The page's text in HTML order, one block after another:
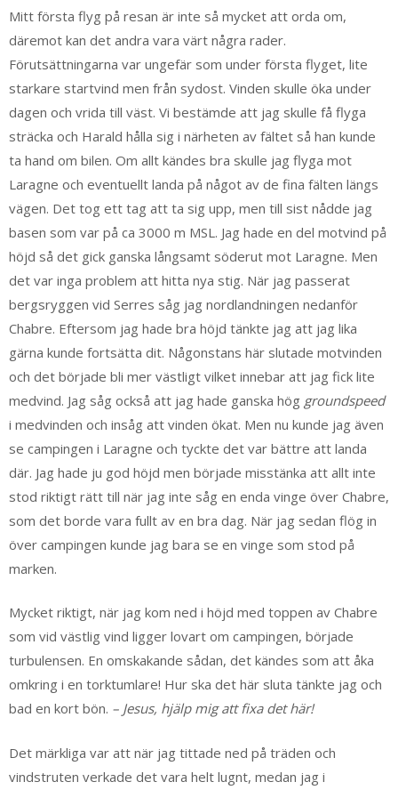
Mitt första flyg på resan är inte så mycket att orda om,
däremot kan det andra vara värt några rader.
Förutsättningarna var ungefär som under första flyget, lite
starkare startvind men från sydost. Vinden skulle öka under
dagen och vrida till väst. Vi bestämde att jag skulle få flyga
sträcka och Harald hålla sig i närheten av fältet så han kunde
ta hand om bilen. Om allt kändes bra skulle jag flyga mot
Laragne och eventuellt landa på något av de fina fälten längs
vägen. Det tog ett tag att ta sig upp, men till sist nådde jag
basen som var på ca 3000 m MSL. Jag hade en del motvind på
höjd så det gick ganska långsamt söderut mot Laragne. Men
det var inga problem att hitta nya stig. När jag passerat
bergsryggen vid Serres såg jag nordlandningen nedanför
Chabre. Eftersom jag hade bra höjd tänkte jag att jag lika
gärna kunde fortsätta dit. Någonstans här slutade motvinden
och det började bli mer västligt vilket innebar att jag fick lite
medvind. Jag såg också att jag hade ganska hög groundspeed
i medvinden och insåg att vinden ökat. Men nu kunde jag även
se campingen i Laragne och tyckte det var bättre att landa
där. Jag hade ju god höjd men började misstänka att allt inte
stod riktigt rätt till när jag inte såg en enda vinge över Chabre,
som det borde vara fullt av en bra dag. När jag sedan flög in
över campingen kunde jag bara se en vinge som stod på
marken.
Mycket riktigt, när jag kom ned i höjd med toppen av Chabre
som vid västlig vind ligger lovart om campingen, började
turbulensen. En omskakande sådan, det kändes som att åka
omkring i en torktumlare! Hur ska det här sluta tänkte jag och
bad en kort bön. – Jesus, hjälp mig att fixa det här!
Det märkliga var att när jag tittade ned på träden och
vindstruten verkade det vara helt lugnt, medan jag i